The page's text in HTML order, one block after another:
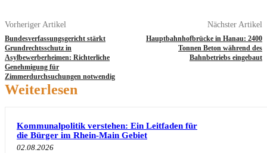
Vorheriger Artikel
Bundesverfassungsgericht stärkt
Grundrechtsschutz in
Asylbewerberheimen: Richterliche
Genehmigung für
Zimmerdurchsuchungen notwendig
Nächster Artikel
Hauptbahnhofbrücke in Hanau: 2400
Tonnen Beton während des
Bahnbetriebs eingebaut
Weiterlesen
Kommunalpolitik verstehen: Ein Leitfaden für
die Bürger im Rhein-Main Gebiet
02.08.2026